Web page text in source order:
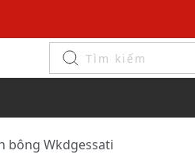
bông Wkdgessati